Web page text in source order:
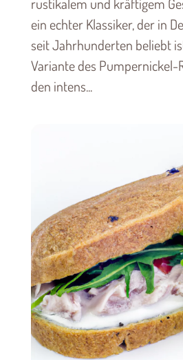
ein echter Klassiker, der in
seit Jahrhunderten beliebt
Variante des Pumpernickel-
den intens...